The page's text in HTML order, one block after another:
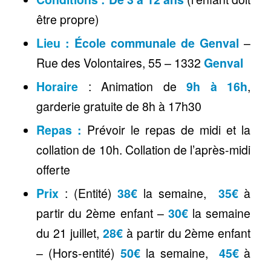
être propre)
Lieu : École communale de Genval –
Rue des Volontaires, 55 – 1332Genval
Horaire : Animation de9h à 16h,
garderie gratuite de 8h à 17h30
Repas : Prévoir le repas de midi et la
collation de 10h. Collation de l’après-midi
offerte
Prix : (Entité)38€ la semaine, 35€à
partir du 2ème enfant –30€ la semaine
du 21 juillet, 28€à partir du 2ème enfant
– (Hors-entité) 50€la semaine, 45€à